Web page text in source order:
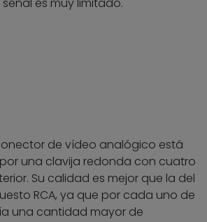
es muy limitado.
de vídeo analógico está
una clavija redonda con cuatro
Su calidad es mejor que la del
RCA, ya que por cada uno de
una cantidad mayor de